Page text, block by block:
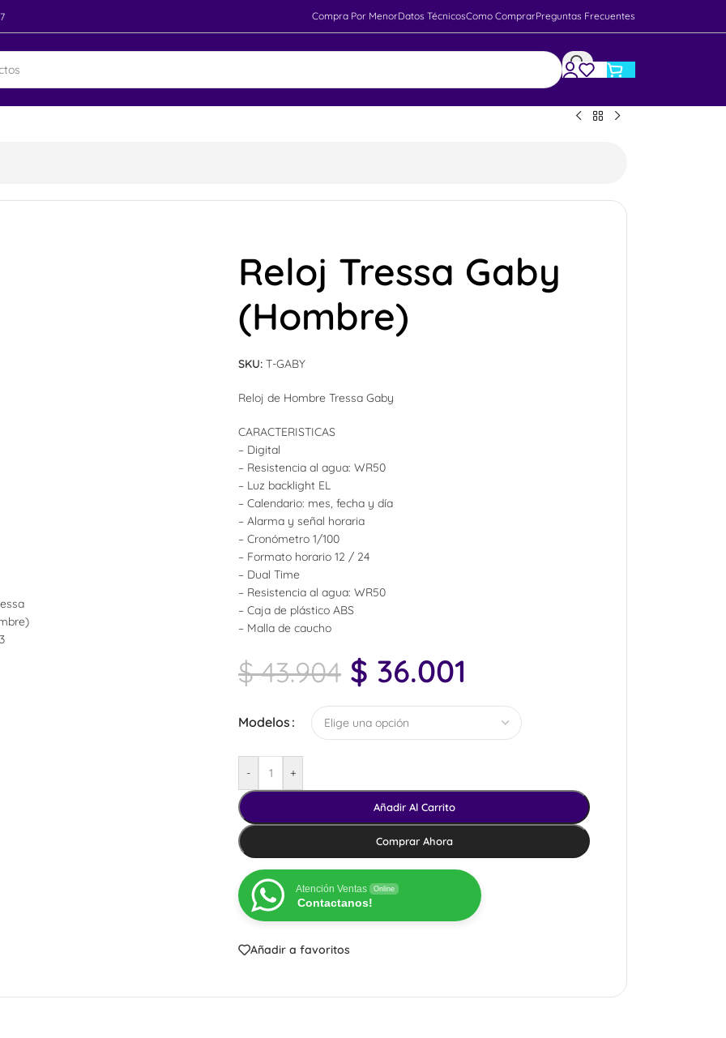
Compra Por MenorDatos TécnicosComo ComprarPreguntas Frecuentes
CÓMO COMPRAR
y $100.000
Reloj Tressa Gaby
(Hombre)
SKU: T-GABY
Reloj de Hombre Tressa Gaby
CARACTERISTICAS
– Digital
– Resistencia al agua: WR50
– Luz backlight EL
– Calendario: mes, fecha y día
– Alarma y señal horaria
– Cronómetro 1/100
– Formato horario 12 / 24
– Dual Time
– Resistencia al agua: WR50
– Caja de plástico ABS
– Malla de caucho
$43.904 $ 36.001
Modelos
- +
Añadir Al Carrito
Comprar Ahora
Atención Ventas Online
Contactanos!
Añadir a favoritos